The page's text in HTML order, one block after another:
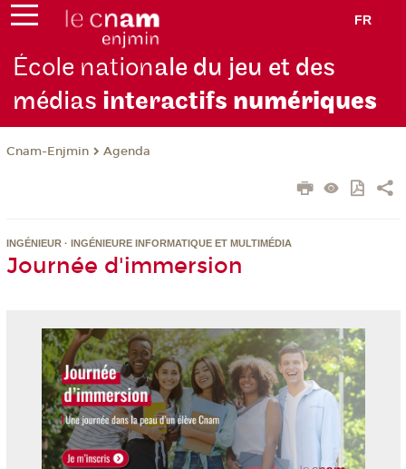
FR
École nationale du jeu et des
médias interactifs numériques
Cnam-Enjmin Agenda
INGÉNIEUR · INGÉNIEURE INFORMATIQUE ET MULTIMÉDIA
Journée d'immersion